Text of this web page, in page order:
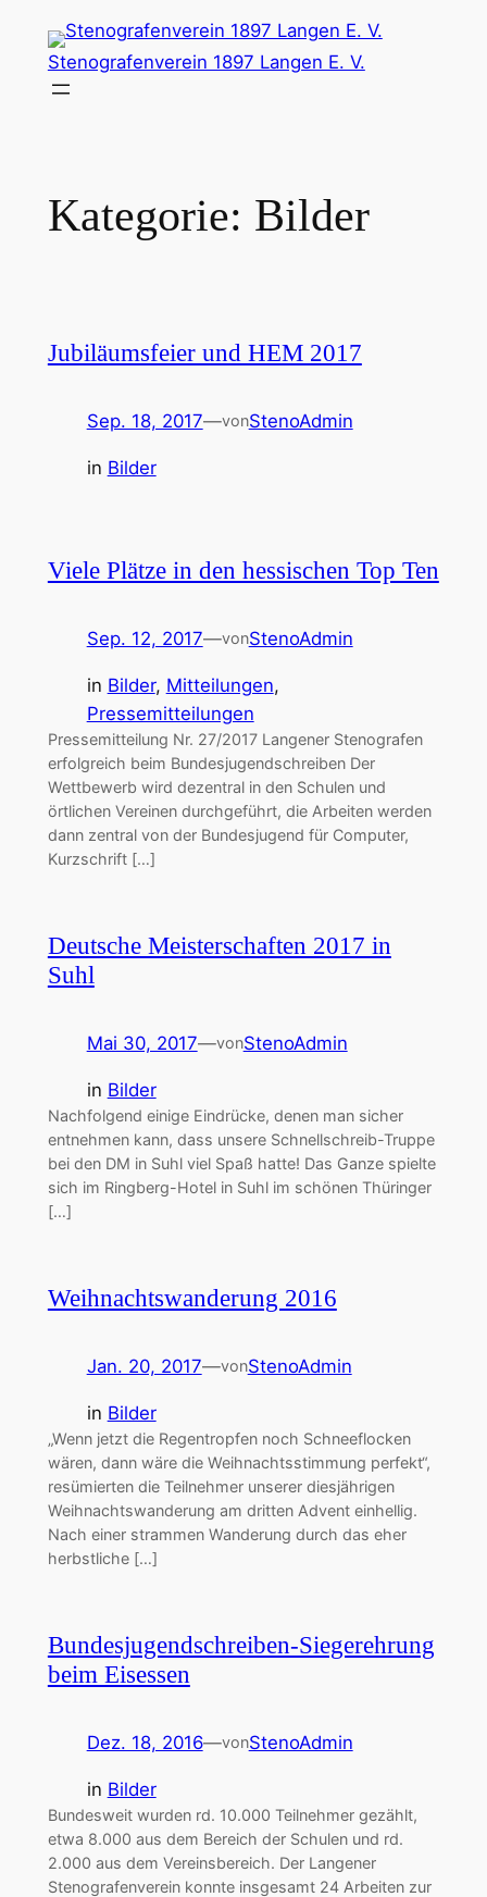
Inhalt
springen
Stenografenverein 1897 Langen E. V.
Kategorie: Bilder
Jubiläumsfeier und HEM 2017
Sep. 18, 2017—vonStenoAdmin
in Bilder
Viele Plätze in den hessischen Top Ten
Sep. 12, 2017—vonStenoAdmin
in Bilder, Mitteilungen
Pressemitteilungen
Pressemitteilung Nr. 27/2017 Langener Stenografen
erfolgreich beim Bundesjugendschreiben Der
Wettbewerb wird dezentral in den Schulen und
örtlichen Vereinen durchgeführt, die Arbeiten werden
dann zentral von der Bundesjugend für Computer,
Kurzschrift […]
Deutsche Meisterschaften 2017 in
Suhl
Mai 30, 2017—vonStenoAdmin
in Bilder
Nachfolgend einige Eindrücke, denen man sicher
entnehmen kann, dass unsere Schnellschreib-Truppe
bei den DM in Suhl viel Spaß hatte! Das Ganze spielte
sich im Ringberg-Hotel in Suhl im schönen Thüringer
[…]
Weihnachtswanderung 2016
Jan. 20, 2017—vonStenoAdmin
in Bilder
„Wenn jetzt die Regentropfen noch Schneeflocken
wären, dann wäre die Weihnachtsstimmung perfekt“,
resümierten die Teilnehmer unserer diesjährigen
Weihnachtswanderung am dritten Advent einhellig.
Nach einer strammen Wanderung durch das eher
herbstliche […]
Bundesjugendschreiben-Siegerehrung
beim Eisessen
Dez. 18, 2016—vonStenoAdmin
in Bilder
Bundesweit wurden rd. 10.000 Teilnehmer gezählt,
etwa 8.000 aus dem Bereich der Schulen und rd.
2.000 aus dem Vereinsbereich. Der Langener
Stenografenverein konnte insgesamt 24 Arbeiten zur